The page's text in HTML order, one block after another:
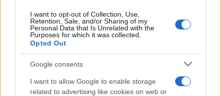
I want to opt-out of Collection, Use,
Retention, Sale, and/or Sharing of my
Personal Data that Is Unrelated with the
Purposes for which it was collected.
Opted Out
Google consents
I want to allow Google to enable storage
related to advertising like cookies on web or
Διαβάστε περισσότερα
Διαβάστε επίσης